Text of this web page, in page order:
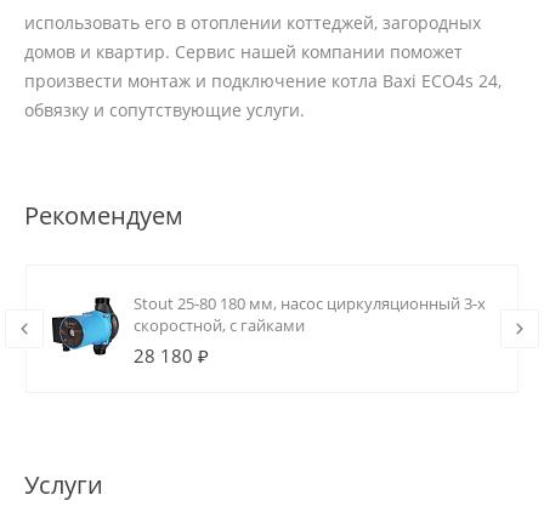
использовать его в отоплении коттеджей, загородных
домов и квартир. Сервис нашей компании поможет
произвести монтаж и подключение котла Baxi ECO4s 24,
обвязку и сопутствующие услуги.
Рекомендуем
Stout 25-80 180 мм, насос циркуляционный 3-х
скоростной, с гайками
28 180 ₽
Услуги